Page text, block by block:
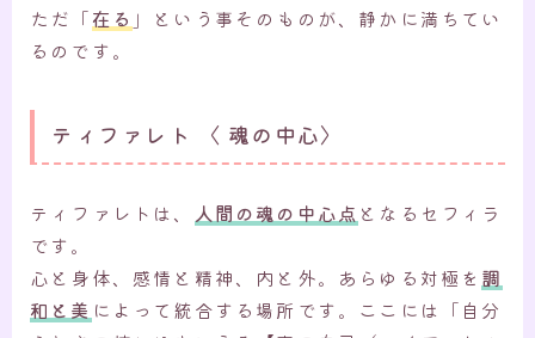
ただ「在る 」という事そのものが、静かに満ちてい
るのです。
ティファレト 〈 魂の中心〉
ティファレトは、 人間の魂の中心点 となるセフィラ
です。
心と身体、感情と精神、内と外。あらゆる対極を 調
和と美 によって統合する場所です。ここには「自分